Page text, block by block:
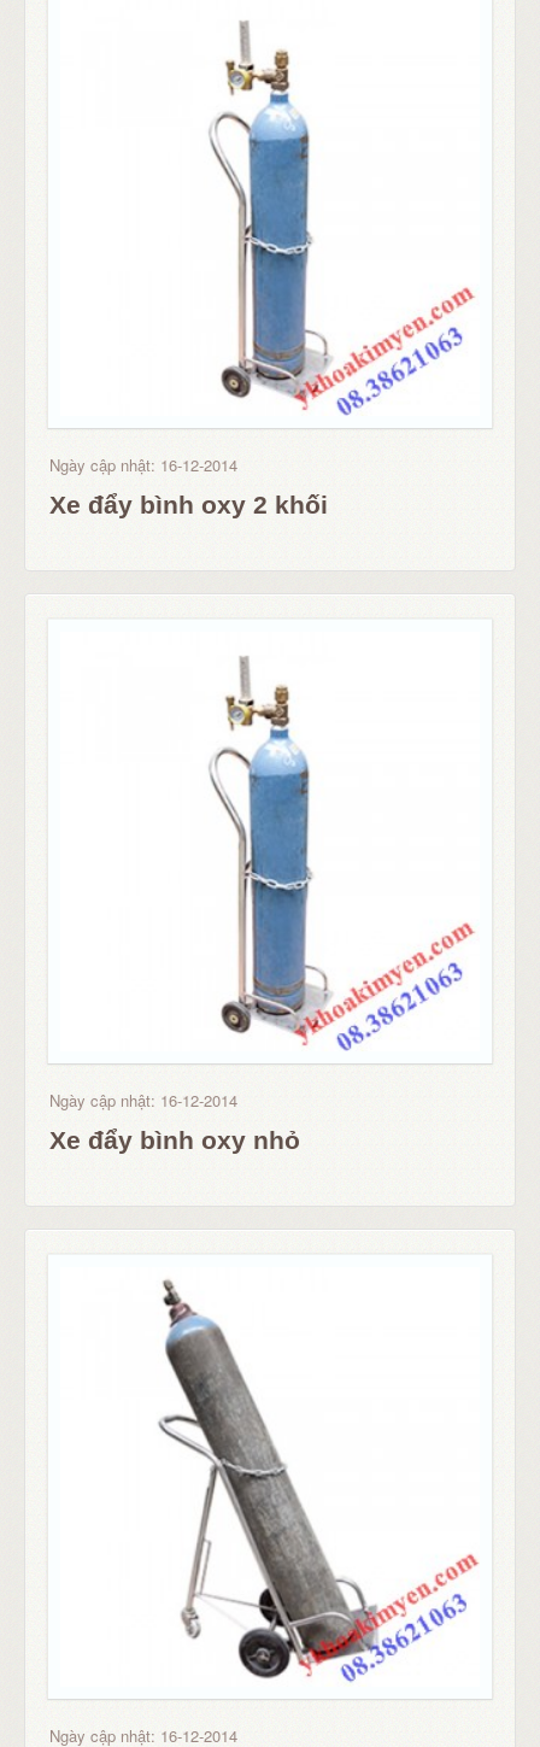
Ngày cập nhật: 16-12-2014
Xe đẩy bình oxy 2 khối
Ngày cập nhật: 16-12-2014
Xe đẩy bình oxy nhỏ
Ngày cập nhật: 16-12-2014